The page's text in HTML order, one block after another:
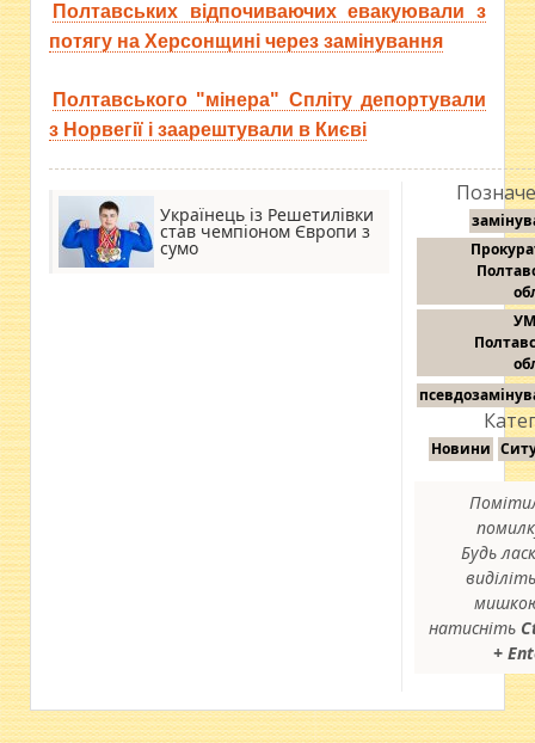
Полтавських відпочиваючих евакуювали з
потягу на Херсонщині через замінування
Полтавського "мінера" Спліту депортували
з Норвегії і заарештували в Києві
Українець із Решетилівки
став чемпіоном Європи з
сумо
Новини
Будь
виділіть
натисніть
+